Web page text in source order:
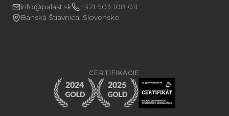
info@palast.sk
+421 903 108 011
Banská Štiavnica, Slovensko
CERTIFIKÁCIE